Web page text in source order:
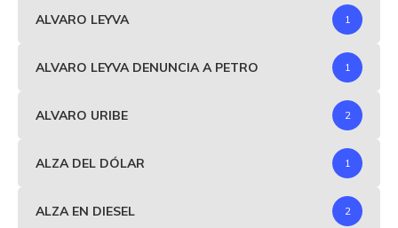
ALVARO LEYVA 1
ALVARO LEYVA DENUNCIA A PETRO 1
ALVARO URIBE 2
ALZA DEL DÓLAR 1
ALZA EN DIESEL 2